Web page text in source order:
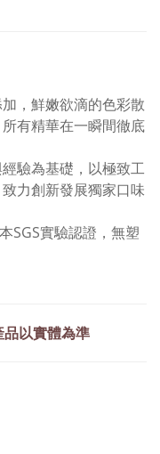
，鮮嫩欲滴的色彩散
有精華在一瞬間徹底
驗為基礎，以極致工
力創新發展獨家口味
SGS實驗認證，無塑
以實體為準